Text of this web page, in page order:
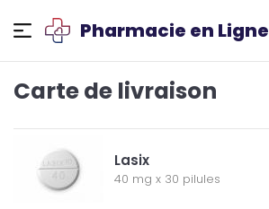
Pharmacie en Ligne
Carte de livraison
Lasix
40 mg x 30 pilules